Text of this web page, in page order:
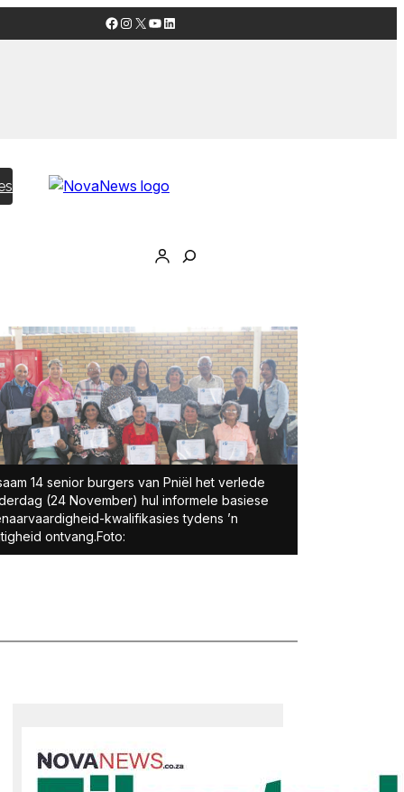
Facebook
Instagram
X YouTube
LinkedIn
14 senior burgers van Pniël het verlede
(24 November) hul informele basiese
kwalifikasies tydens ’n
ontvang.Foto: